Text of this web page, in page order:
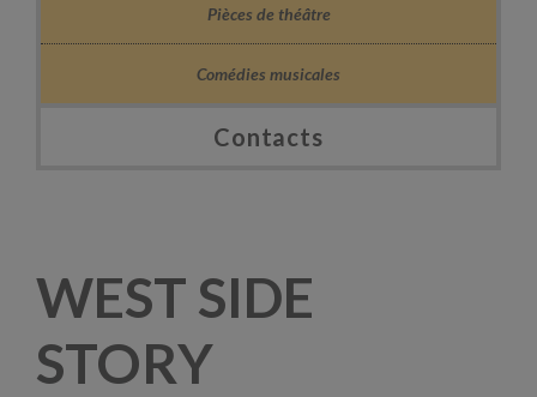
Pièces de théâtre
Comédies musicales
Contacts
WEST SIDE
STORY